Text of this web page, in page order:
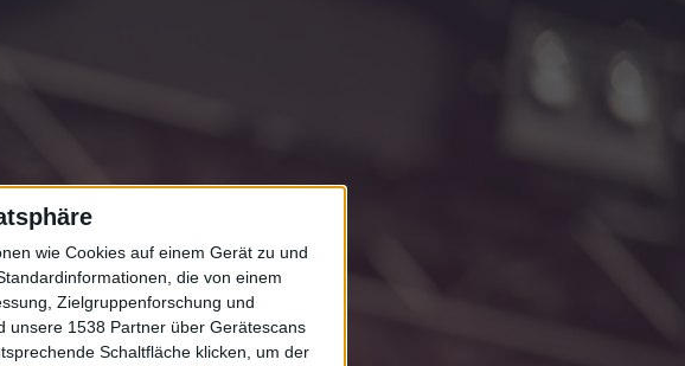
wie Cookies auf einem Gerät zu und
die von einem
Zielgruppenforschung und
unsere 1538 Partner über Gerätescans
Schaltfläche klicken, um der